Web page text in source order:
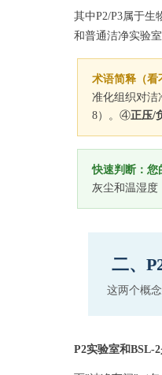
其中P2/P3属于生
和普通洁净实验室
术语简释（看
准化组织对洁
8）。④正压/
快速判断：您
灰尘和温湿度
二、
这两个概
P2实验室和BSL-2